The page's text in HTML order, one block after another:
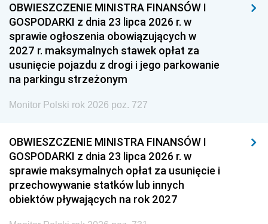
OBWIESZCZENIE MINISTRA FINANSÓW I
GOSPODARKI z dnia 23 lipca 2026 r. w
sprawie ogłoszenia obowiązujących w
2027 r. maksymalnych stawek opłat za
usunięcie pojazdu z drogi i jego parkowanie
na parkingu strzeżonym
Monitor Polski rok 2026 poz. 727
OBWIESZCZENIE MINISTRA FINANSÓW I
GOSPODARKI z dnia 23 lipca 2026 r. w
sprawie maksymalnych opłat za usunięcie i
przechowywanie statków lub innych
obiektów pływających na rok 2027